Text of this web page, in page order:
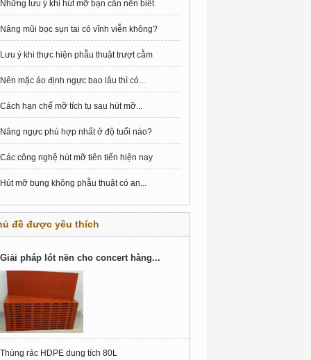
Những lưu ý khi hút mỡ bạn cần nên biết
Nâng mũi bọc sụn tai có vĩnh viễn không?
Lưu ý khi thực hiện phẫu thuật trượt cằm
Nên mặc áo định ngực bao lâu thì có...
Cách hạn chế mỡ tích tụ sau hút mỡ...
Nâng ngực phù hợp nhất ở độ tuổi nào?
Các công nghệ hút mỡ tiên tiến hiện nay
Hút mỡ bụng không phẫu thuật có an...
đề được yêu thích
Giải pháp lót nền cho concert hàng...
Thùng rác HDPE dung tích 80L